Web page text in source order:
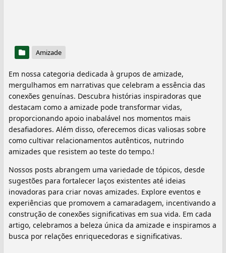
Amizade
Em nossa categoria dedicada à grupos de amizade,
mergulhamos em narrativas que celebram a essência das
conexões genuínas. Descubra histórias inspiradoras que
destacam como a amizade pode transformar vidas,
proporcionando apoio inabalável nos momentos mais
desafiadores. Além disso, oferecemos dicas valiosas sobre
como cultivar relacionamentos autênticos, nutrindo
amizades que resistem ao teste do tempo.!
Nossos posts abrangem uma variedade de tópicos, desde
sugestões para fortalecer laços existentes até ideias
inovadoras para criar novas amizades. Explore eventos e
experiências que promovem a camaradagem, incentivando a
construção de conexões significativas em sua vida. Em cada
artigo, celebramos a beleza única da amizade e inspiramos a
busca por relações enriquecedoras e significativas.